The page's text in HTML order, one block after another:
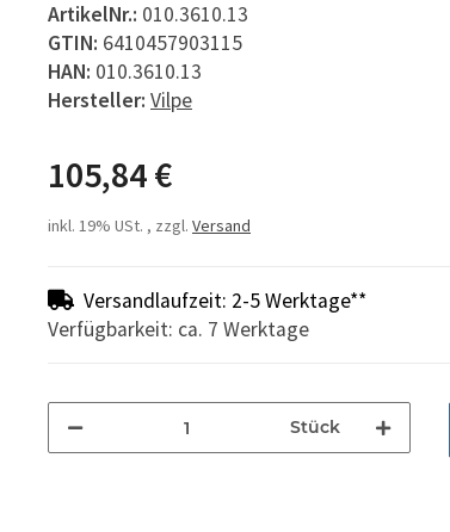
ArtikelNr.: 010.3610.13
GTIN: 6410457903115
HAN: 010.3610.13
Hersteller: Vilpe
105,84 €
inkl. 19% USt. , zzgl. Versand
Versandlaufzeit: 2-5 Werktage**
Verfügbarkeit: ca. 7 Werktage
Stück